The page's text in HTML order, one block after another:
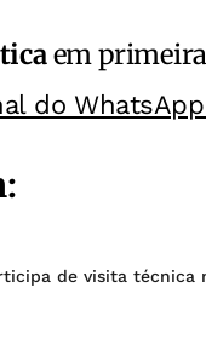
em
do
de visita técnica